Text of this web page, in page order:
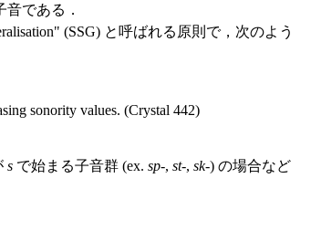
である．
(SSG) と呼ばれる原則で，次のよう
sonority values. (Crystal 442)
s で始まる子音群 (ex. sp-, st-, sk-) の場合など